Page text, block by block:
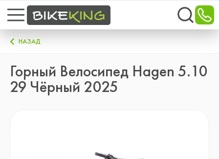
НАЗАД
Горный Велосипед Hagen 5.10
29 Чёрный 2025